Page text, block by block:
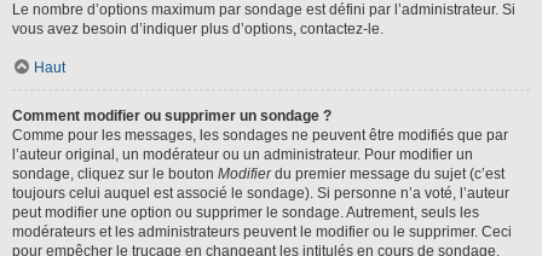
Le nombre d’options maximum par sondage est défini par l’administrateur. Si
vous avez besoin d’indiquer plus d’options, contactez-le.
Haut
Comment modifier ou supprimer un sondage ?
Comme pour les messages, les sondages ne peuvent être modifiés que par
l’auteur original, un modérateur ou un administrateur. Pour modifier un
sondage, cliquez sur le bouton Modifierdu premier message du sujet (c’est
toujours celui auquel est associé le sondage). Si personne n’a voté, l’auteur
peut modifier une option ou supprimer le sondage. Autrement, seuls les
modérateurs et les administrateurs peuvent le modifier ou le supprimer. Ceci
pour empêcher le trucage en changeant les intitulés en cours de sondage.